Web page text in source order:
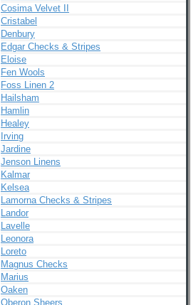
Cosima Velvet II
Cristabel
Denbury
Edgar Checks & Stripes
Eloise
Fen Wools
Foss Linen 2
Hailsham
Hamlin
Healey
Irving
Jardine
Jenson Linens
Kalmar
Kelsea
Lamorna Checks & Stripes
Landor
Lavelle
Leonora
Loreto
Magnus Checks
Marius
Oaken
Oberon Sheers